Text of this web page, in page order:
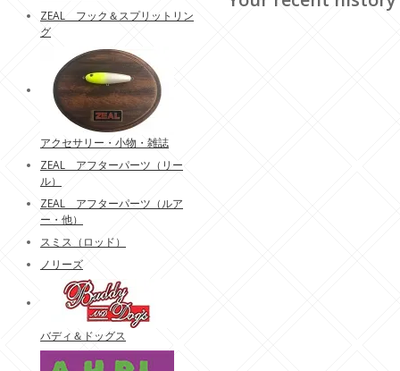
ZEAL フック＆スプリットリン
グ
アクセサリー・小物・雑誌
ZEAL アフターパーツ（リー
ル）
ZEAL アフターパーツ（ルア
ー・他）
スミス（ロッド）
ノリーズ
バディ＆ドッグス